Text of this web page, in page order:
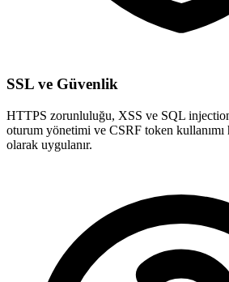
SSL ve Güvenlik
HTTPS zorunluluğu, XSS ve SQL
oturum yönetimi ve CSRF token kullanımı
olarak uygulanır.